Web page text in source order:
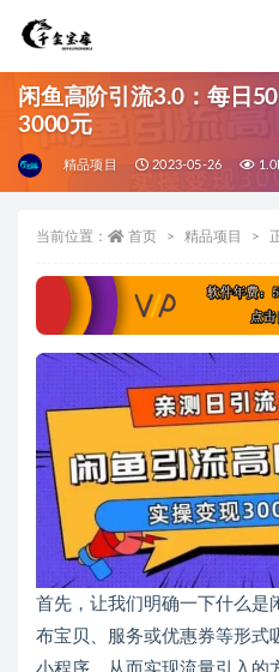
闲鱼高阶引流3.0：每日
3000元
精品项目 2023-05-26
当前位置： 首页 精品项目
首先，让我们明确一下什么是
布宝贝、服务或优惠券等形式